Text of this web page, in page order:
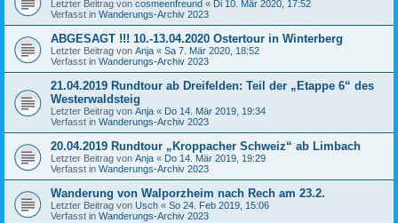
Letzter Beitrag von cosmeenfreund « Di 10. Mär 2020, 17:52
Verfasst in Wanderungs-Archiv 2023
ABGESAGT !!! 10.-13.04.2020 Ostertour in Winterberg
Letzter Beitrag von Anja « Sa 7. Mär 2020, 18:52
Verfasst in Wanderungs-Archiv 2023
21.04.2019 Rundtour ab Dreifelden: Teil der „Etappe 6“ des
Westerwaldsteig
Letzter Beitrag von Anja « Do 14. Mär 2019, 19:34
Verfasst in Wanderungs-Archiv 2023
20.04.2019 Rundtour „Kroppacher Schweiz“ ab Limbach
Letzter Beitrag von Anja « Do 14. Mär 2019, 19:29
Verfasst in Wanderungs-Archiv 2023
Wanderung von Walporzheim nach Rech am 23.2.
Letzter Beitrag von Usch « So 24. Feb 2019, 15:06
Verfasst in Wanderungs-Archiv 2023